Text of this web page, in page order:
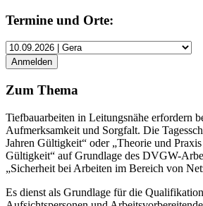
Termine und Orte:
Zum Thema
Tiefbauarbeiten in Leitungsnähe erfordern
Aufmerksamkeit und Sorgfalt. Die
Jahren Gültigkeit“ oder „Theorie und
Gültigkeit“ auf Grundlage des DVGW-
„Sicherheit bei Arbeiten im Bereich von
Es dienst als Grundlage für die